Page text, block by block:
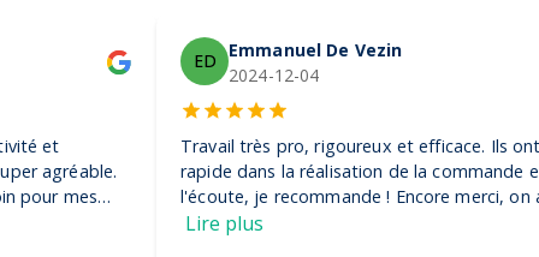
Emmanuel De Vezin
2024-12-04
Travail très pro, rigoureux et efficace. Ils ont été très
rapide dans la réalisation de la commande et très à
l'écoute, je recommande ! Encore merci, on adore nos